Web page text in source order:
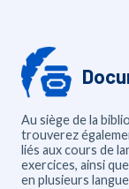
Au siège de la
trouverez
liés aux cours de
exercices, ainsi
en plusieurs